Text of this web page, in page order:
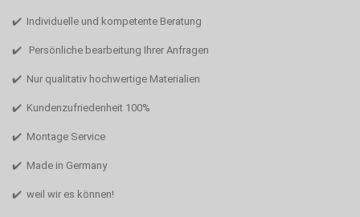
✔️ Individuelle und kompetente Beratung
✔️ Persönliche bearbeitung Ihrer Anfragen
✔️ Nur qualitativ hochwertige Materialien
✔️ Kundenzufriedenheit 100%
✔️ Montage Service
✔️ Made in Germany
✔️ weil wir es können!